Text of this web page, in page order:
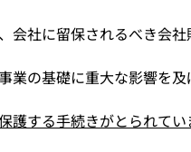
社に留保されるべき会
の基礎に重大な影響を
する手続きがとられてい